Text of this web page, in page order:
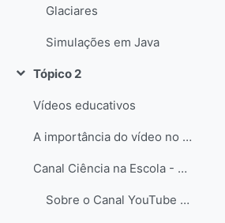
Glaciares
Simulações em Java
Contrair
Tópico 2
Vídeos educativos
A importância do vídeo no Ensino das Ciências
Canal Ciência na Escola - YouTube
Sobre o Canal YouTube Ciência na Escola